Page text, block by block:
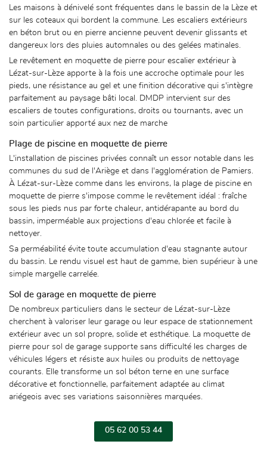
ACCUEIL
DE PIERRE
ETANCHÉITÉ
/ ACOUSTIQUE / GOMME
EXTÉRIEURS
SOLS PROFESSIONNELS
Une question
05 62 00 53 44
Les maisons à dénivelé sont fréquentes dans le bassin de la Lèze et
sur les coteaux qui bordent la commune. Les escaliers extérieurs
en béton brut ou en pierre ancienne peuvent devenir glissants et
dangereux lors des pluies automnales ou des gelées matinales.
Le revêtement en moquette de pierre pour escalier extérieur à
Lézat-sur-Lèze apporte à la fois une accroche optimale pour les
pieds, une résistance au gel et une finition décorative qui s'intègre
parfaitement au paysage bâti local. DMDP intervient sur des
escaliers de toutes configurations, droits ou tournants, avec un
soin particulier apporté aux nez de marche
Plage de piscine en moquette de pierre
L'installation de piscines privées connaît un essor notable dans les
communes du sud de l'Ariège et dans l'agglomération de Pamiers.
À Lézat-sur-Lèze comme dans les environs, la plage de piscine en
moquette de pierre s'impose comme le revêtement idéal : fraîche
sous les pieds nus par forte chaleur, antidérapante au bord du
bassin, imperméable aux projections d'eau chlorée et facile à
nettoyer.
Sa perméabilité évite toute accumulation d'eau stagnante autour
du bassin. Le rendu visuel est haut de gamme, bien supérieur à une
simple margelle carrelée.
Sol de garage en moquette de pierre
De nombreux particuliers dans le secteur de Lézat-sur-Lèze
cherchent à valoriser leur garage ou leur espace de stationnement
extérieur avec un sol propre, solide et esthétique. La moquette de
pierre pour sol de garage supporte sans difficulté les charges de
véhicules légers et résiste aux huiles ou produits de nettoyage
courants. Elle transforme un sol béton terne en une surface
décorative et fonctionnelle, parfaitement adaptée au climat
ariégeois avec ses variations saisonnières marquées.
05 62 00 53 44